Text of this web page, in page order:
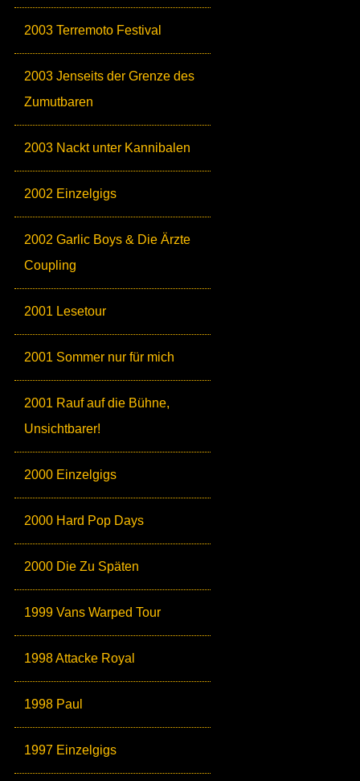
2003 Terremoto Festival
2003 Jenseits der Grenze des
Zumutbaren
2003 Nackt unter Kannibalen
2002 Einzelgigs
2002 Garlic Boys & Die Ärzte
Coupling
2001 Lesetour
2001 Sommer nur für mich
2001 Rauf auf die Bühne,
Unsichtbarer!
2000 Einzelgigs
2000 Hard Pop Days
2000 Die Zu Späten
1999 Vans Warped Tour
1998 Attacke Royal
1998 Paul
1997 Einzelgigs